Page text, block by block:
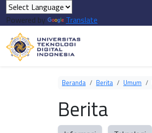
Powered by Translate
Beranda Berita Umum
Berita